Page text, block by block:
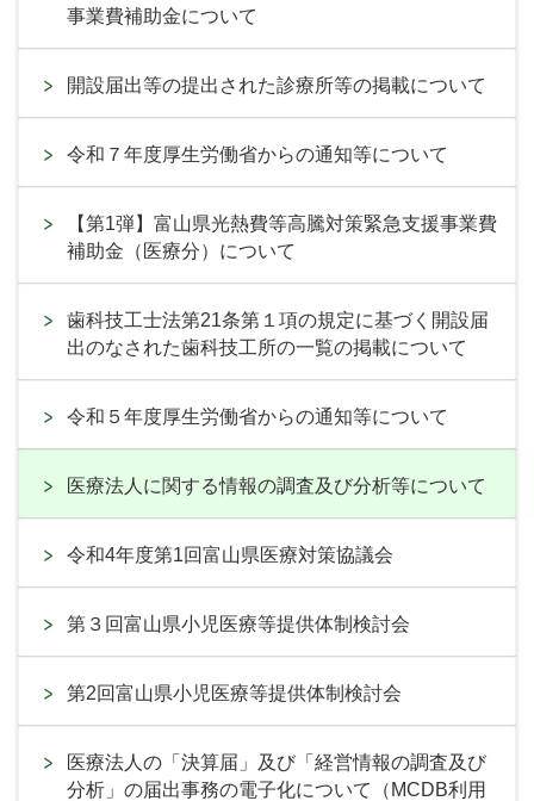
事業費補助金について
開設届出等の提出された診療所等の掲載について
令和７年度厚生労働省からの通知等について
【第1弾】富山県光熱費等高騰対策緊急支援事業費
補助金（医療分）について
歯科技工士法第21条第１項の規定に基づく開設届
出のなされた歯科技工所の一覧の掲載について
令和５年度厚生労働省からの通知等について
医療法人に関する情報の調査及び分析等について
令和4年度第1回富山県医療対策協議会
第３回富山県小児医療等提供体制検討会
第2回富山県小児医療等提供体制検討会
医療法人の「決算届」及び「経営情報の調査及び
分析」の届出事務の電子化について（MCDB利用